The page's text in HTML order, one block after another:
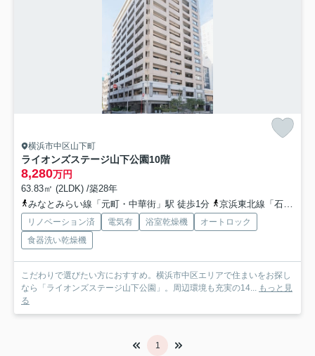
横浜市中区山下町
ライオンズステージ山下公園10階
8,280万円
63.83㎡ (2LDK) /築28年
みなとみらい線「元町・中華街」駅 徒歩1分
京浜東北線「石川町」駅 徒歩12分
リノベーション済 電気有 浴室乾燥機
オートロック
食器洗い乾燥機
こだわりで選びたい方におすすめ。横浜市中区エリアで住まいをお探し
なら「ライオンズステージ山下公園」。周辺環境も充実の14...
もっと見
る
1